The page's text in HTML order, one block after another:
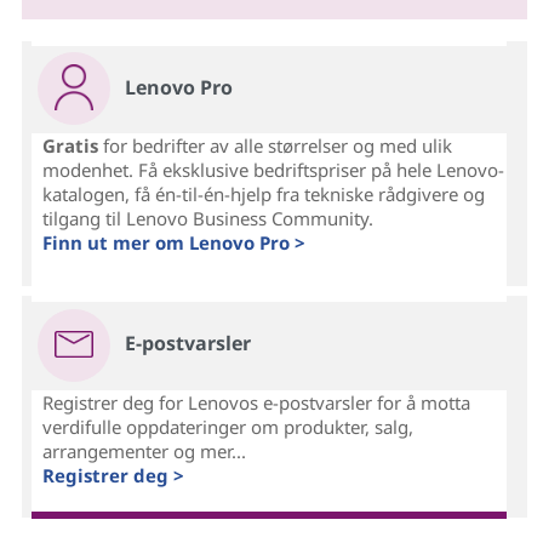
Lenovo Pro
Gratisfor bedrifter av alle størrelser og med ulik
modenhet. Få eksklusive bedriftspriser på hele Lenovo-
katalogen, få én-til-én-hjelp fra tekniske rådgivere og
tilgang til Lenovo Business Community.
Finn ut mer om Lenovo Pro >
E-postvarsler
Registrer deg for Lenovos e-postvarsler for å motta
verdifulle oppdateringer om produkter, salg,
arrangementer og mer...
Registrer deg >